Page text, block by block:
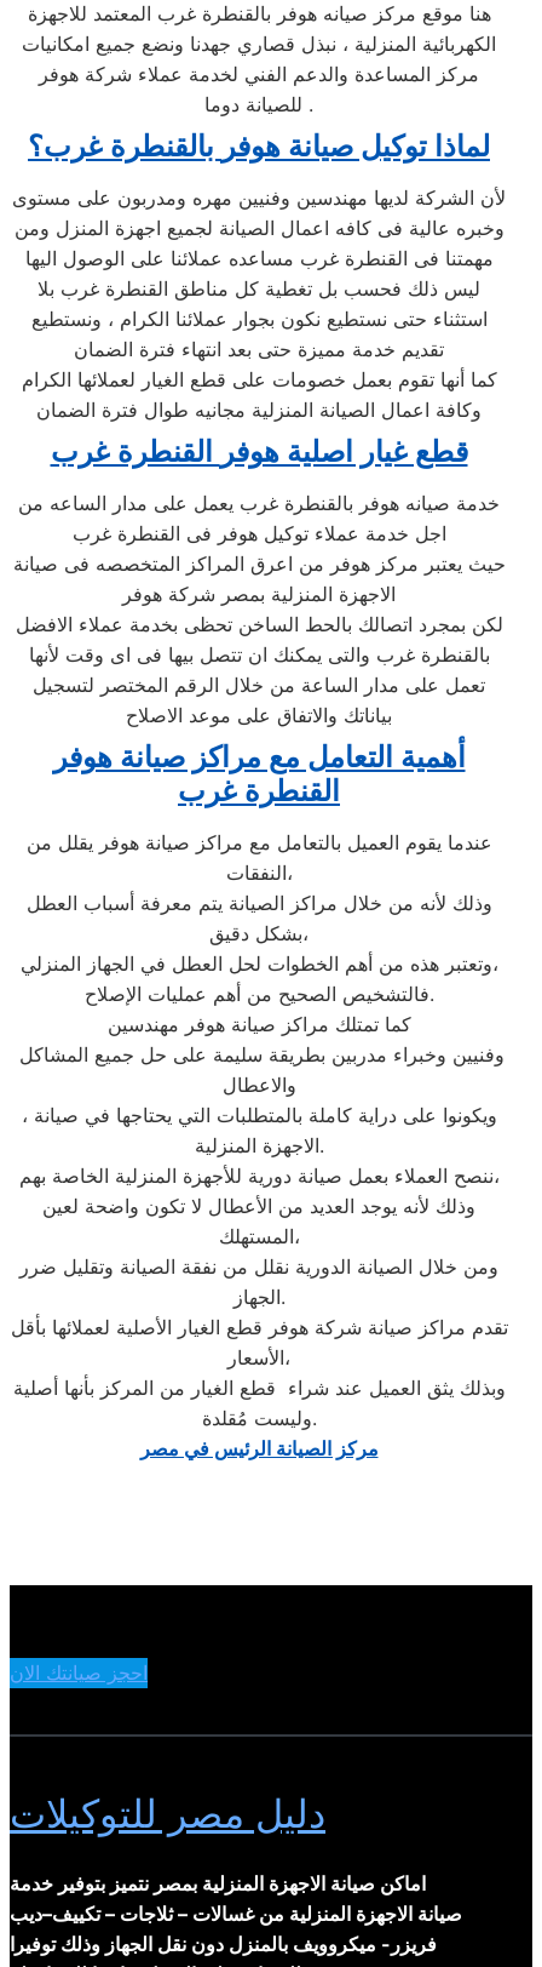
هنا موقع مركز صيانه هوفر بالقنطرة غرب المعتمد للاجهزة
الكهربائية المنزلية ، نبذل قصاري جهدنا ونضع جميع امكانيات
مركز المساعدة والدعم الفني لخدمة عملاء شركة هوفر
للصيانة دوما .
لماذا توكيل صيانة هوفر بالقنطرة غرب؟
لأن الشركة لديها مهندسين وفنيين مهره ومدربون على مستوى
وخبره عالية فى كافه اعمال الصيانة لجميع اجهزة المنزل ومن
مهمتنا فى القنطرة غرب مساعده عملائنا على الوصول اليها
ليس ذلك فحسب بل تغطية كل مناطق القنطرة غرب بلا
استثناء حتى نستطيع نكون بجوار عملائنا الكرام ، ونستطيع
تقديم خدمة مميزة حتى بعد انتهاء فترة الضمان
كما أنها تقوم بعمل خصومات على قطع الغيار لعملائها الكرام
وكافة اعمال الصيانة المنزلية مجانيه طوال فترة الضمان
قطع غيار اصلية هوفر القنطرة غرب
خدمة صيانه هوفر بالقنطرة غرب يعمل على مدار الساعه من
اجل خدمة عملاء توكيل هوفر فى القنطرة غرب
حيث يعتبر مركز هوفر من اعرق المراكز المتخصصه فى صيانة
الاجهزة المنزلية بمصر شركة هوفر
لكن بمجرد اتصالك بالحط الساخن تحظى بخدمة عملاء الافضل
بالقنطرة غرب والتى يمكنك ان تتصل بيها فى اى وقت لأنها
تعمل على مدار الساعة من خلال الرقم المختصر لتسجيل
بياناتك والاتفاق على موعد الاصلاح
أهمية التعامل مع مراكز صيانة هوفر
القنطرة غرب
عندما يقوم العميل بالتعامل مع مراكز صيانة هوفر يقلل من
النفقات،
وذلك لأنه من خلال مراكز الصيانة يتم معرفة أسباب العطل
بشكل دقيق،
وتعتبر هذه من أهم الخطوات لحل العطل في الجهاز المنزلي،
فالتشخيص الصحيح من أهم عمليات الإصلاح.
كما تمتلك مراكز صيانة هوفر مهندسين
والاعطال
، ويكونوا على دراية كاملة بالمتطلبات التي يحتاجها في صيانة
الاجهزة المنزلية.
ننصح العملاء بعمل صيانة دورية للأجهزة المنزلية الخاصة بهم،
وذلك لأنه يوجد العديد من الأعطال لا تكون واضحة لعين
المستهلك،
ومن خلال الصيانة الدورية نقلل من نفقة الصيانة وتقليل ضرر
الجهاز.
تقدم مراكز صيانة شركة هوفر قطع الغيار الأصلية لعملائها بأقل
الأسعار،
وبذلك يثق العميل عند شراء قطع الغيار من المركز بأنها أصلية
وليست مُقلدة.
مركز الصيانة الرئيس في مصر
احجز صيانتك الان
دليل مصر للتوكيلات
اماكن صيانة الاجهزة المنزلية بمصر نتميز بتوفير خدمة
صيانة الاجهزة المنزلية من غسالات – ثلاجات – تكييف–ديب
فريزر- ميكروويف بالمنزل دون نقل الجهاز وذلك توفيرا